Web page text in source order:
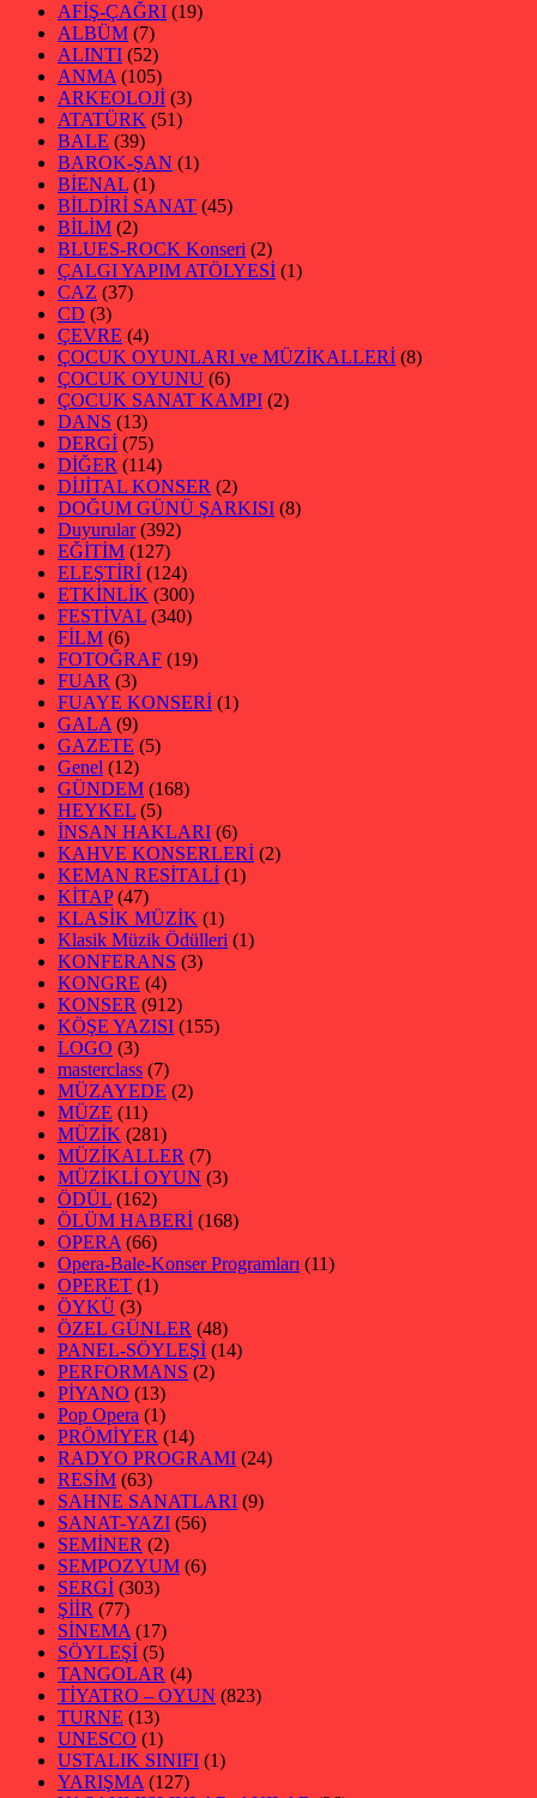
AFİŞ-ÇAĞRI (19)
ALBÜM (7)
ALINTI (52)
ANMA (105)
ARKEOLOJİ (3)
ATATÜRK (51)
BALE (39)
BAROK-ŞAN (1)
BİENAL (1)
BİLDİRİ SANAT (45)
BİLİM (2)
BLUES-ROCK Konseri (2)
ÇALGI YAPIM ATÖLYESİ (1)
CAZ (37)
CD (3)
ÇEVRE (4)
ÇOCUK OYUNLARI ve MÜZİKALLERİ (8)
ÇOCUK OYUNU (6)
ÇOCUK SANAT KAMPI (2)
DANS (13)
DERGİ (75)
DİĞER (114)
DİJİTAL KONSER (2)
DOĞUM GÜNÜ ŞARKISI (8)
Duyurular(392)
EĞİTİM (127)
ELEŞTİRİ (124)
ETKİNLİK (300)
FESTİVAL (340)
FİLM (6)
FOTOĞRAF (19)
FUAR (3)
FUAYE KONSERİ (1)
GALA (9)
GAZETE (5)
Genel (12)
GÜNDEM (168)
HEYKEL (5)
İNSAN HAKLARI (6)
KAHVE KONSERLERİ (2)
KEMAN RESİTALİ (1)
KİTAP(47)
KLASİK MÜZİK (1)
Klasik Müzik Ödülleri (1)
KONFERANS (3)
KONGRE (4)
KONSER (912)
KÖŞE YAZISI (155)
LOGO (3)
masterclass (7)
MÜZAYEDE (2)
MÜZE (11)
MÜZİK (281)
MÜZİKALLER (7)
MÜZİKLİ OYUN (3)
ÖDÜL (162)
ÖLÜM HABERİ (168)
OPERA (66)
Opera-Bale-Konser Programları (11)
OPERET (1)
ÖYKÜ (3)
ÖZEL GÜNLER (48)
PANEL-SÖYLEŞİ (14)
PERFORMANS (2)
PİYANO (13)
Pop Opera (1)
PRÖMİYER (14)
RADYO PROGRAMI (24)
RESİM (63)
SAHNE SANATLARI (9)
SANAT-YAZI (56)
SEMİNER (2)
SEMPOZYUM (6)
SERGİ (303)
ŞİİR (77)
SİNEMA (17)
SÖYLEŞİ (5)
TANGOLAR (4)
TİYATRO – OYUN (823)
TURNE (13)
UNESCO (1)
USTALIK SINIFI (1)
YARIŞMA (127)